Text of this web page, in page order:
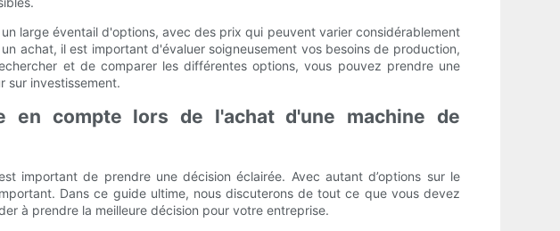
large éventail d'options, avec des prix qui peuvent varier considérablement
achat, il est important d'évaluer soigneusement vos besoins de production,
et de comparer les différentes options, vous pouvez prendre une
sur investissement.
compte lors de l'achat d'une machine de
important de prendre une décision éclairée. Avec autant d’options sur le
Dans ce guide ultime, nous discuterons de tout ce que vous devez
à prendre la meilleure décision pour votre entreprise.